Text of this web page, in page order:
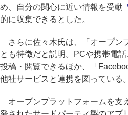
め、自分の関心に近い情報を受動
的に収集できるとした。
さらに佐々木氏は、「オープン
とも特徴だと説明。PCや携帯電
投稿・閲覧できるほか、「
他社サービスと連携を図っている。
オープンプラットフォームを支